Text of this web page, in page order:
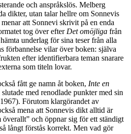
och anspråkslös. Melberg
dikter, utan talar hellre om Sonnevis
att Sonnevi skrivit på en enda
tog över efterDet omöjliga från
underlag för sina teser från alla
förbannelse vilar över boken: själva
efter identifierbara teman snarare
som titeln lovar.
fått ge namn åt boken, Inte en
med renodlade punkter med sin
Förutom klargörandet av
mena att Sonnevis dikt alltid är
överallt” och öppnar sig för ett ständigt
långt förstås korrekt. Men vad gör